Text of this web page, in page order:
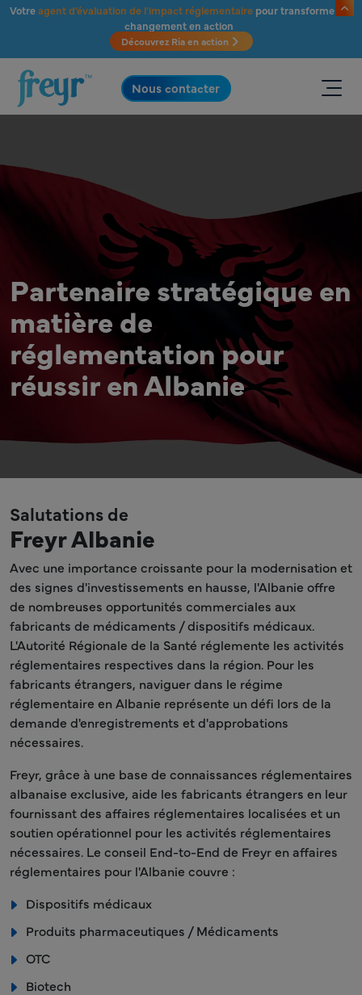
Passer au contenu principal
Votreagent d'évaluation de l'impact réglementairepour transformer le
changement en action
Découvrez Ria en action
.
Nous contacter
Partenaire stratégique en
matière de
réglementation pour
réussir en Albanie
Salutations de
Freyr Albanie
Avec une importance croissante pour la modernisation et
des signes d'investissements en hausse, l'Albanie offre
de nombreuses opportunités commerciales aux
fabricants de médicaments / dispositifs médicaux.
L'Autorité Régionale de la Santé réglemente les activités
réglementaires respectives dans la région. Pour les
fabricants étrangers, naviguer dans le régime
réglementaire en Albanie représente un défi lors de la
demande d'enregistrements et d'approbations
nécessaires.
Freyr, grâce à une base de connaissances réglementaires
albanaise exclusive, aide les fabricants étrangers en leur
fournissant des affaires réglementaires localisées et un
soutien opérationnel pour les activités réglementaires
nécessaires. Le conseil End-to-End de Freyr en affaires
réglementaires pour l'Albanie couvre :
Dispositifs médicaux
Produits pharmaceutiques / Médicaments
OTC
Biotech